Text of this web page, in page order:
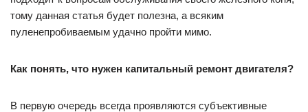
тому данная статья будет полезна, а всяким
пуленепробиваемым удачно пройти мимо.
Как понять, что нужен капитальный ремонт двигателя?
В первую очередь всегда проявляются субъективные